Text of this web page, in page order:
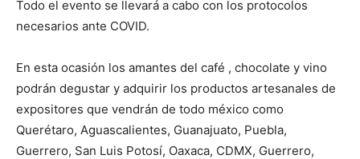
Todo el evento se llevará a cabo con los protocolos
necesarios ante COVID.
En esta ocasión los amantes del café , chocolate y vino
podrán degustar y adquirir los productos artesanales de
expositores que vendrán de todo méxico como
Querétaro, Aguascalientes, Guanajuato, Puebla,
Guerrero, San Luis Potosí, Oaxaca, CDMX, Guerrero,